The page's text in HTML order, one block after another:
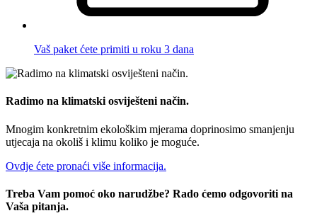
Vaš paket ćete primiti u roku 3 dana
Radimo na klimatski osviješteni način.
Mnogim konkretnim ekološkim mjerama doprinosimo smanjenju
utjecaja na okoliš i klimu koliko je moguće.
Ovdje ćete pronaći više informacija.
Treba Vam pomoć oko narudžbe? Rado ćemo odgovoriti na
Vaša pitanja.